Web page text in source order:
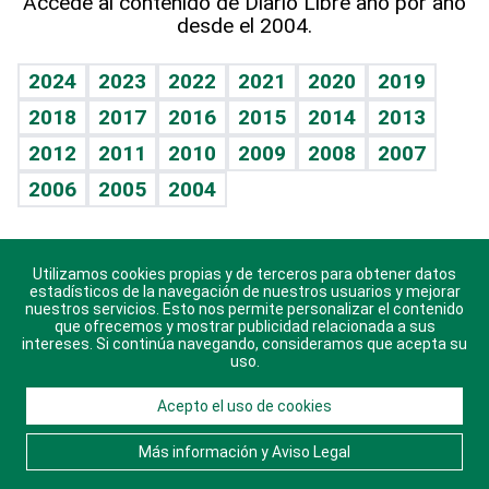
Vida y familia
Eñe
Celebrando la vida
Sin complejos
En pocas palabras
Escuchando al corazón
Economía Personal
TBT Deportivo
Guía del dinero
Horóscopos
Crucigramas
desde el 2004.
2024 2023 2022 2021 2020
2019
2018
2017 2016 2015 2014
2013
2012
2011 2010 2009 2008
2007
2006
2005 2004
Descarga nuestras aplicaciones para Android, iOS y
sistema Huawei.
© 2021 Diario Libre, todos los derechos reservados.
Consulta elAviso Legal. Ponte en Contacto
nosotros y conoce más sobre Diario Libre
Utilizamos cookies propias y de terceros para obtener datos
estadísticos de la navegación de nuestros usuarios y mejorar
nuestros servicios. Esto nos permite personalizar el contenido
que ofrecemos y mostrar publicidad relacionada a sus
intereses. Si continúa navegando, consideramos que acepta su
uso.
Acepto el uso de cookies
Más información y Aviso Legal